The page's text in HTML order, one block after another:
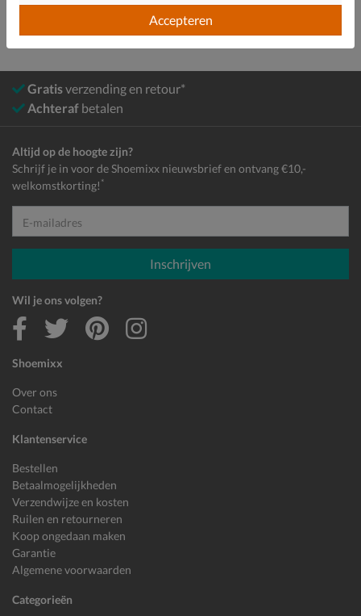
Gratisverzending en retour*
Achteraf betalen
Shoemixx
Over ons
Contact
Klantenservice
Bestellen
Betaalmogelijkheden
Verzendwijze en kosten
Ruilen en retourneren
Koop ongedaan maken
Garantie
Algemene voorwaarden
Categorieën
Altijd op de hoogte zijn?
Schrijf je in voor de Shoemixx nieuwsbrief en ontvang €10,-
welkomstkorting! *
E-mailadres
Inschrijven
Wil je ons volgen?
Accepteren